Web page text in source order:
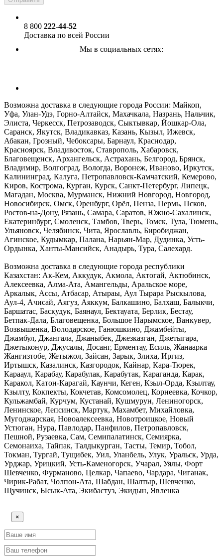
8 800 222-44-52
Доставка по всей России
Мы в социальных сетях:
Возможна доставка в следующие города России: Майкоп,
Уфа, Улан-Удэ, Горно-Алтайск, Махачкала, Назрань, Нальчик,
Элиста, Черкесск, Петрозаводск, Сыктывкар, Йошкар-Ола,
Саранск, Якутск, Владикавказ, Казань, Кызыл, Ижевск,
Абакан, Грозный, Чебоксары, Барнаул, Краснодар,
Красноярск, Владивосток, Ставрополь, Хабаровск,
Благовещенск, Архангельск, Астрахань, Белгород, Брянск,
Владимир, Волгоград, Вологда, Воронеж, Иваново, Иркутск,
Калининград, Калуга, Петропавловск-Камчатский, Кемерово,
Киров, Кострома, Курган, Курск, Санкт-Петербург, Липецк,
Магадан, Москва, Мурманск, Нижний Новгород, Новгород,
Новосибирск, Омск, Оренбург, Орёл, Пенза, Пермь, Псков,
Ростов-на-Дону, Рязань, Самара, Саратов, Южно-Сахалинск,
Екатеринбург, Смоленск, Тамбов, Тверь, Томск, Тула, Тюмень,
Ульяновск, Челябинск, Чита, Ярославль, Биробиджан,
Агинское, Кудымкар, Палана, Нарьян-Мар, Дудинка, Усть-
Ордынка, Ханты-Мансийск, Анадырь, Тура, Салехард.
Возможна доставка в следующие города республики
Казахстан: Ак-Кем, Аккудук, Акмола, Актогай, Актюбинск,
Алексеевка, Алма-Ата, Амангельды, Аральское море,
Аркалык, Ассы, Атбасар, Атыраы, Аул Тырара Рыскылова,
Аул-4, Ачисай, Аягуз, Аяккум, Балкашино, Балхаш, Балыкчи,
Баршатас, Баскудук, Баянаул, Бектауата, Берлик, Бестау,
Бетпак-Дала, Благовещенка, Большое Нарымское, Ванкувер,
Возвышенка, Володарское, Ганюшкино, Джамбейты,
Джамбул, Джангала, Джаныбек, Джезказган, Джетыгара,
Джетыконур, Джусалы, Досанг, Ерментау, Есиль, Жанаарка
Жангизтобе, Жетыжол, Зайсан, Зарык, Злиха, Иргиз,
Иртышск, Казалинск, Казгородок, Кайнар, Кара-Тюрек,
Карааул, Карабау, Карабулак, Карабутак, Караганда, Карак,
Каракол, Катон-Карагай, Каунчи, Кеген, Кзыл-Орда, Кзылтау,
Кзылту, Кокпекты, Кокчетав, Комсомолец, Корнеевка, Кочкор,
Кульжамбай, Курчум, Кустанай, Кушмурун, Лениногорск,
Ленинское, Лепсинск, Мартук, Махамбет, Михайловка,
Мугоджарская, Новоалексеевка, Новотроицкое, Новый
Устюган, Нура, Павлодар, Панфилов, Петропавловск,
Пешной, Рузаевка, Сам, Семипалатинск, Семиярка,
Семонаиха, Тайпак, Талдыкурган, Тасты, Темир, Тобол,
Токман, Тургай, Тущибек, Уил, Уланбель, Улук, Уральск, Урда,
Урджар, Урицкий, Усть-Каменогорск, Учарал, Уялы, Форт
Шевченко, Фурманово, Целкар, Чапаево, Чардара, Чиганак,
Чирик-Рабат, Чолпон-Ата, Шабдан, Шалтыр, Шевченко,
Щучинск, Ысык-Ата, Экибастуз, Экидын, Явленка
×